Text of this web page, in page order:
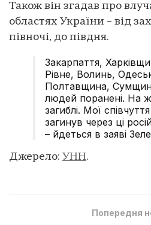
Також він згадав про
областях України – від
півночі, до півдня.
Закарпаття,
Рівне, Волинь,
Полтавщина,
людей поранені. На
загиблі. Мої
загинув через ці
– йдеться в заяві
Джерело: УНН.
Попередня